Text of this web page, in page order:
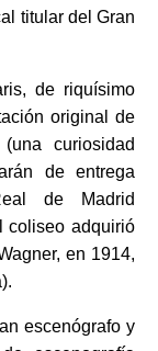
titular del Gran
de riquísimo
original de
curiosidad
de entrega
de Madrid
coliseo adquirió
en 1914,
escenógrafo y